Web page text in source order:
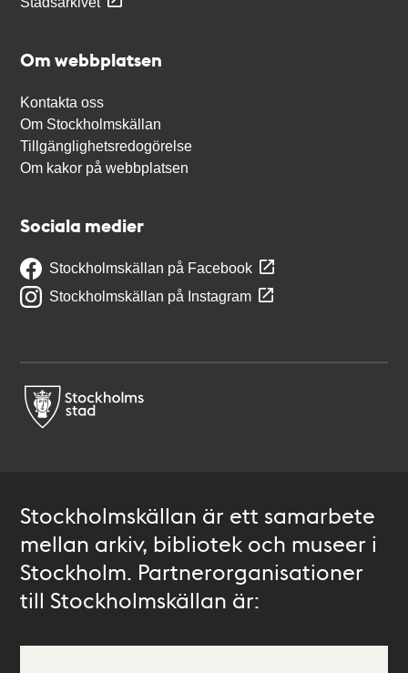
Om webbplatsen
Kontakta oss
Om Stockholmskällan
Tillgänglighetsredogörelse
Om kakor på webbplatsen
Sociala medier
Stockholmskällan på Facebook
Stockholmskällan på Instagram
Stockholmskällan är ett samarbete
mellan arkiv, bibliotek och museer i
Stockholm. Partnerorganisationer
till Stockholmskällan är: